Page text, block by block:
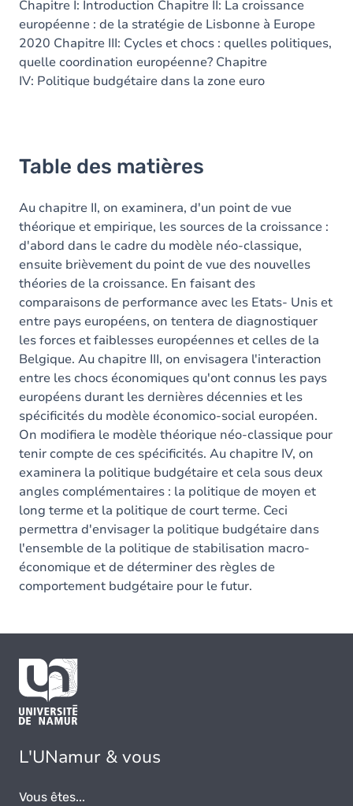
Chapitre I: Introduction Chapitre II: La croissance
européenne : de la stratégie de Lisbonne à Europe
2020 Chapitre III: Cycles et chocs : quelles politiques,
quelle coordination européenne? Chapitre
IV: Politique budgétaire dans la zone euro
Table des matières
Au chapitre II, on examinera, d'un point de vue
théorique et empirique, les sources de la croissance :
d'abord dans le cadre du modèle néo-classique,
ensuite brièvement du point de vue des nouvelles
théories de la croissance. En faisant des
comparaisons de performance avec les Etats- Unis et
entre pays européens, on tentera de diagnostiquer
les forces et faiblesses européennes et celles de la
Belgique. Au chapitre III, on envisagera l'interaction
entre les chocs économiques qu'ont connus les pays
européens durant les dernières décennies et les
spécificités du modèle économico-social européen.
On modifiera le modèle théorique néo-classique pour
tenir compte de ces spécificités. Au chapitre IV, on
examinera la politique budgétaire et cela sous deux
angles complémentaires : la politique de moyen et
long terme et la politique de court terme. Ceci
permettra d'envisager la politique budgétaire dans
l'ensemble de la politique de stabilisation macro-
économique et de déterminer des règles de
comportement budgétaire pour le futur.
L'UNamur & vous
Vous êtes...